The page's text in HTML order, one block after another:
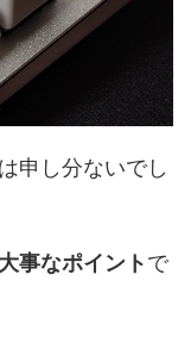
申し分ないでし
大事なポイントで